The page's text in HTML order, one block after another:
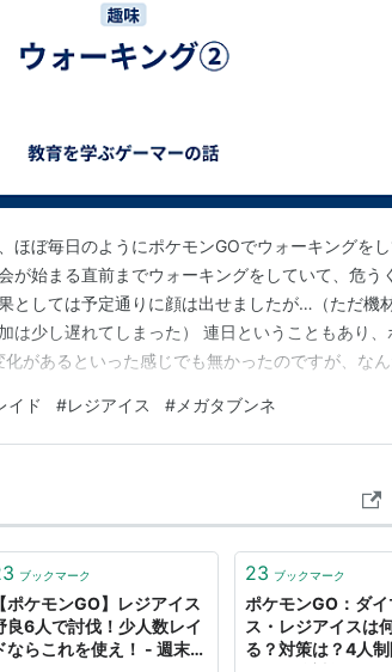
ン
ほぼ毎日のようにポケモンGOでウォーキングをし
が始まる直前までウォーキングをしていて、危う
としては予定通りに顔は出せましたが…（ただ機
は少し遅れてしまった） 連日ということもあり、
があるといった感じでも無かったのですが、なん
ントが進みやすいとかは置いておいて。 今日は土
きたのでとりあえず満足です。…
イド #レジアイス # メガタブンネ
ブックマーク
【ポケモンGO】レジアイス
良6人で討伐！少人数レイ
ならこれを使え！ - 週末ポ
23 ブックマーク
ポケモンGO：ダイ
ス・レジアイスは
る？対策は？4人制